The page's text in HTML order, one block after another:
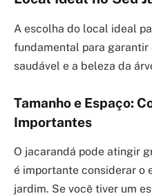
A escolha do local ideal
fundamental para garantir
saudável e a beleza da
Tamanho e Espaço:
Importantes
O jacarandá pode atingir
é importante considerar o
jardim. Se você tiver um